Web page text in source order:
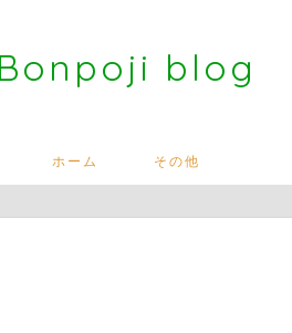
Bonpoji blog
ホーム その他